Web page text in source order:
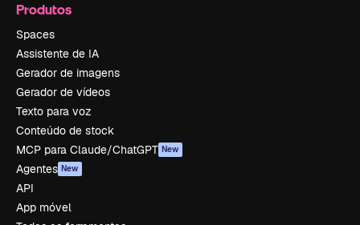
Produtos
Spaces
Assistente de IA
Gerador de imagens
Gerador de vídeos
Texto para voz
Conteúdo de stock
MCP para Claude/ChatGPT New
Agentes New
API
App móvel